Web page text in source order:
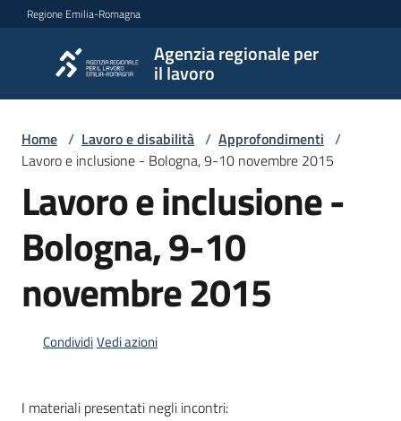
Vai al contenuto
Vai alla navigazione
Vai al footer
Regione Emilia-Romagna
Agenzia regionale per
il lavoro
Agenzia
regionale
per il
lavoro
L'Agenzia
Servizi
Home / Lavoro e disabilità / Approfondimenti /
Lavoro e inclusione - Bologna, 9-10 novembre 2015
Lavoro e inclusione -
Bologna, 9-10
novembre 2015
CondividiVedi azioni
I materiali presentati negli incontri: